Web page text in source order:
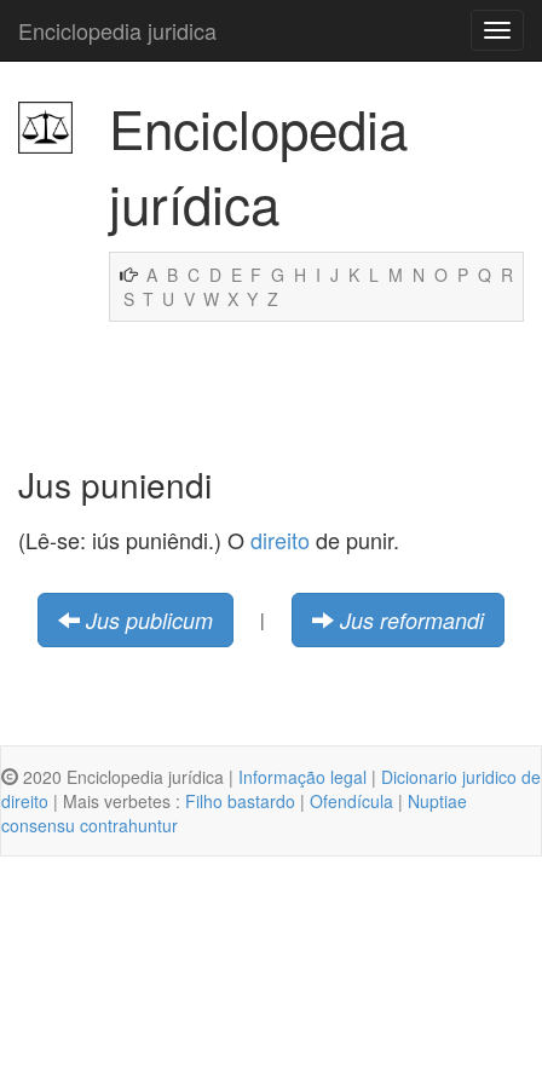
Enciclopedia juridica
Enciclopedia
jurídica
A B C D E F G H I J K L M N O P Q R
S T U V W X Y Z
Jus puniendi
(Lê-se: iús puniêndi.) Odireito de punir.
Jus publicum | Jus reformandi
2020 Enciclopedia jurídica | Informação legal | Dicionario juridico de
direito | Mais verbetes : Filho bastardo | Ofendícula | Nuptiae
consensu contrahuntur